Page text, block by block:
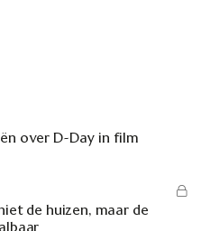
over D-Day in film
de huizen, maar de